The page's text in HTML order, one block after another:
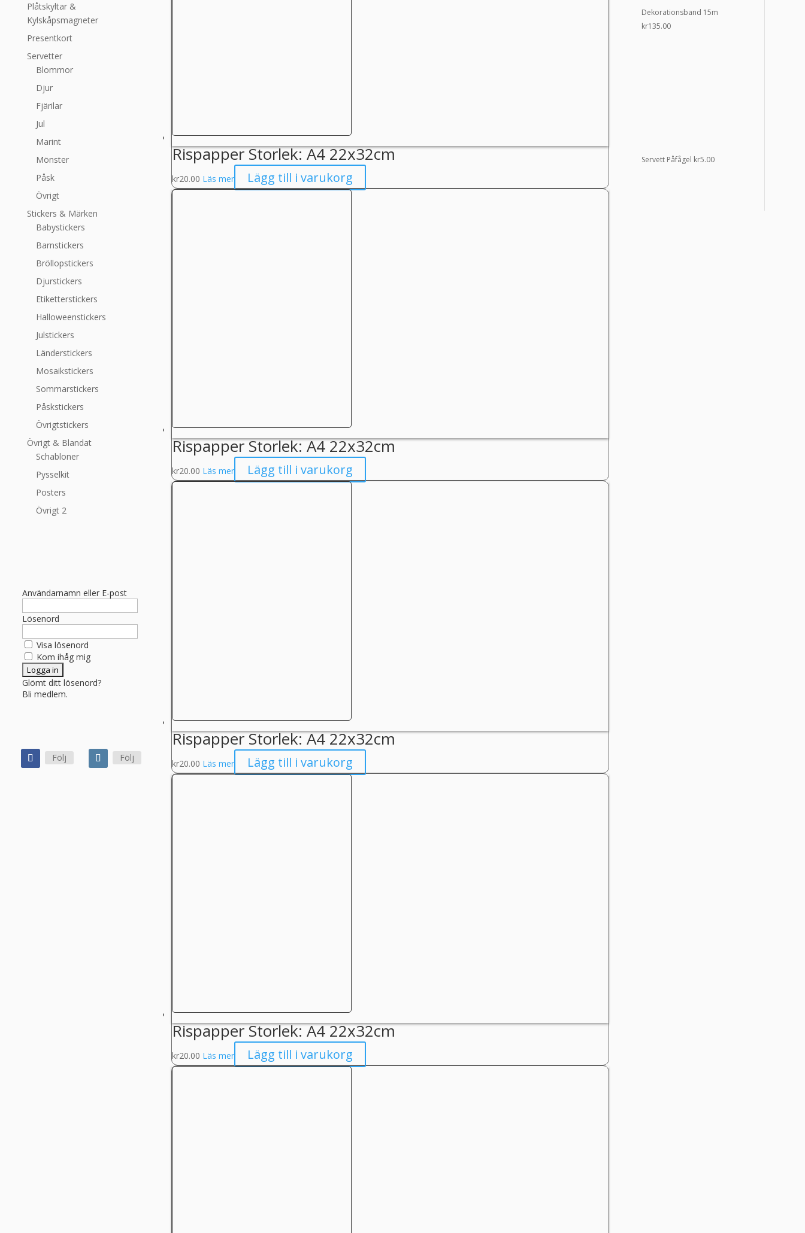
Plåtskyltar &
Kylskåpsmagneter
Presentkort
Servetter
Blommor
Djur
Fjärilar
Jul
Marint
Mönster
Påsk
Övrigt
Stickers & Märken
Babystickers
Barnstickers
Bröllopstickers
Djurstickers
Etiketterstickers
Halloweenstickers
Julstickers
Länderstickers
Mosaikstickers
Sommarstickers
Påskstickers
Övrigtstickers
Övrigt & Blandat
Schabloner
Pysselkit
Posters
Övrigt 2
Användarnamn eller E-post
Lösenord
Visa lösenord
Kom ihåg mig
Glömt ditt lösenord?
Bli medlem.
Följ Följ
Rispapper Storlek: A4 22x32cm
kr20.00 Läs mer Lägg till i varukorg
Rispapper Storlek: A4 22x32cm
kr20.00 Läs mer Lägg till i varukorg
Rispapper Storlek: A4 22x32cm
kr20.00 Läs mer Lägg till i varukorg
Rispapper Storlek: A4 22x32cm
kr20.00 Läs mer Lägg till i varukorg
Dekorationsband 15m
kr135.00
Servett Påfågel kr5.00